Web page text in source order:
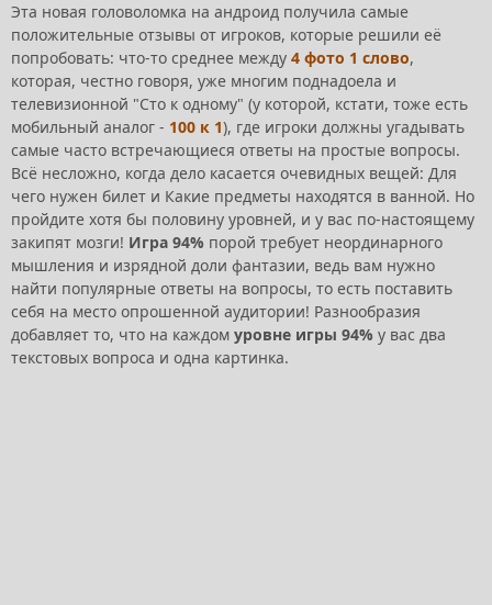
Эта новая головоломка на андроид получила самые
положительные отзывы от игроков, которые решили её
попробовать: что-то среднее между 4 фото 1 слово,
которая, честно говоря, уже многим поднадоела и
телевизионной "Сто к одному" (у которой, кстати, тоже есть
мобильный аналог - 100 к 1), где игроки должны угадывать
самые часто встречающиеся ответы на простые вопросы.
Всё несложно, когда дело касается очевидных вещей: Для
чего нужен билет и Какие предметы находятся в ванной. Но
пройдите хотя бы половину уровней, и у вас по-настоящему
закипят мозги! Игра 94% порой требует неординарного
мышления и изрядной доли фантазии, ведь вам нужно
найти популярные ответы на вопросы, то есть поставить
себя на место опрошенной аудитории! Разнообразия
добавляет то, что на каждом уровне игры 94% у вас два
текстовых вопроса и одна картинка.